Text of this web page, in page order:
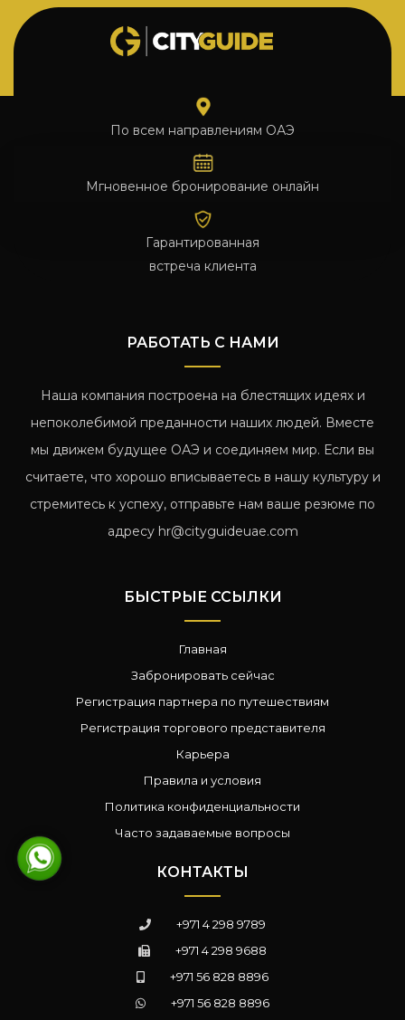
По всем направлениям ОАЭ
Мгновенное бронирование онлайн
Гарантированная
встреча клиента
РАБОТАТЬ С НАМИ
Наша компания построена на блестящих идеях и
непоколебимой преданности наших людей. Вместе
мы движем будущее ОАЭ и соединяем мир. Если вы
считаете, что хорошо вписываетесь в нашу культуру и
стремитесь к успеху, отправьте нам ваше резюме по
адресу hr@cityguideuae.com
БЫСТРЫЕ ССЫЛКИ
Главная
Забронировать сейчас
Регистрация партнера по путешествиям
Регистрация торгового представителя
Карьера
Правила и условия
Политика конфиденциальности
Часто задаваемые вопросы
КОНТАКТЫ
+971 4 298 9789
+971 4 298 9688
+971 56 828 8896
+971 56 828 8896